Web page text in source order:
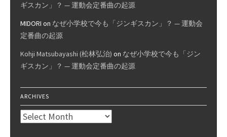
ギスカン」？ — 運動会定番曲の起源
MIDORI on なぜ小学校で今も「ジンギスカン」？ — 運動会
定番曲の起源
Kohji Matsubayashi (松林弘治) on なぜ小学校で今も「ジン
ギスカン」？ — 運動会定番曲の起源
ARCHIVES
Archives